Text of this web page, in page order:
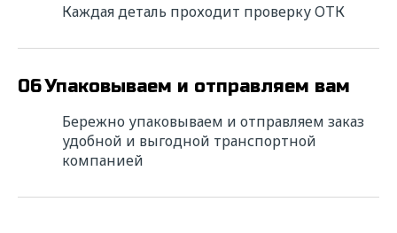
Каждая деталь проходит проверку ОТК
06Упаковываем и отправляем вам
Бережно упаковываем и отправляем заказ
удобной и выгодной транспортной
компанией
ИНН*